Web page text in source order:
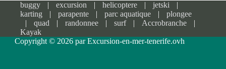
buggy excursion helicoptere
jetski
karting
parapente parc aquatique
plongee
quad
randonnee surf
Accrobranche
Kayak
Copyright © 2026 par Excursion-en-mer-tenerife.ovh